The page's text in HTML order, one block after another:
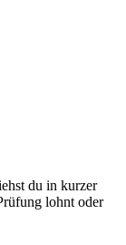
du in kurzer
lohnt oder